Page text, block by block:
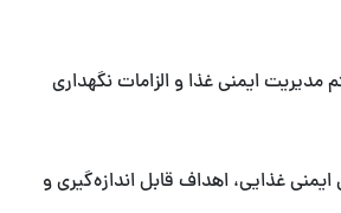
ایمنی غذا و الزامات نگهداری
غذایی، اهداف قابل اندازه‌گیری و